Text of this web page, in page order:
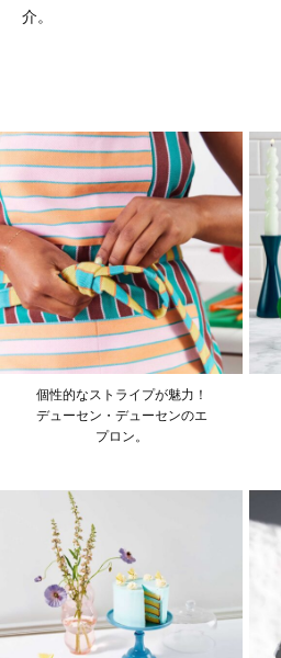
介。
個性的なストライプが魅力！
デューセン・デューセンのエ
プロン。